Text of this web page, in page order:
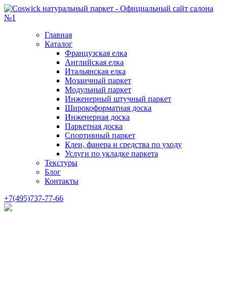
Главная
Каталог
Французская елка
Английская елка
Итальянская елка
Мозаичный паркет
Модульный паркет
Инженерный штучный паркет
Широкоформатная доска
Инженерная доска
Паркетная доска
Спортивный паркет
Клеи, фанера и средства по уходу
Услуги по укладке паркета
Текстуры
Блог
Контакты
+7(495)737-77-66